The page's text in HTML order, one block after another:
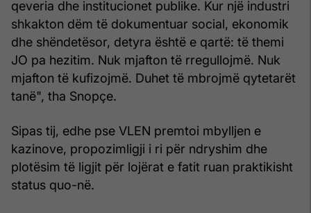
qeveria dhe institucionet publike. Kur një industri
shkakton dëm të dokumentuar social, ekonomik
dhe shëndetësor, detyra është e qartë: të themi
JO pa hezitim. Nuk mjafton të rregullojmë. Nuk
mjafton të kufizojmë. Duhet të mbrojmë qytetarët
tanë", tha Snopçe.
Sipas tij, edhe pse VLEN premtoi mbylljen e
kazinove, propozimligji i ri për ndryshim dhe
plotësim të ligjit për lojërat e fatit ruan praktikisht
status quo-në.